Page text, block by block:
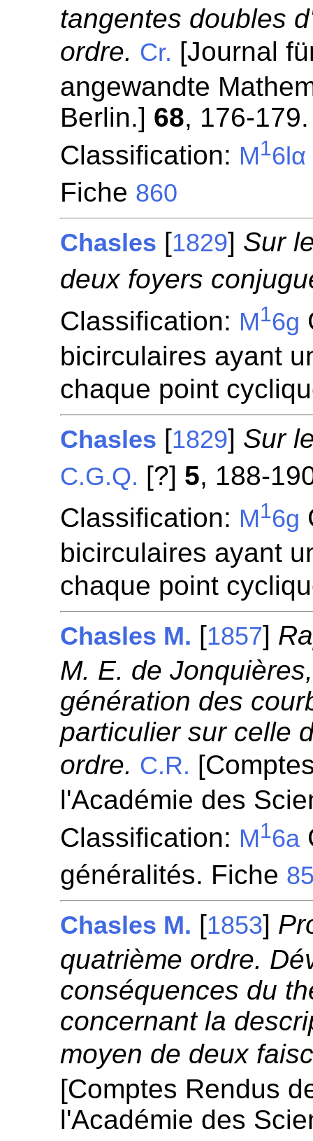
tangentes doubles
ordre. Cr. [Journal
angewandte
Berlin.] 68, 176-179.
Classification: M16lα
Fiche 860
Chasles [1829] Sur
deux foyers
Classification: M16g
bicirculaires ayant
chaque point
Chasles [1829] Sur
C.G.Q. [?] 5, 188-
Classification: M16g
bicirculaires ayant
chaque point
Chasles M. [1857]
M. E. de
génération des
particulier sur celle
ordre. C.R.
l'Académie des
Classification: M16a
généralités. Fiche
Chasles M. [1853]
quatrième ordre.
conséquences du
concernant la
moyen de deux
[Comptes Rendus
l'Académie des